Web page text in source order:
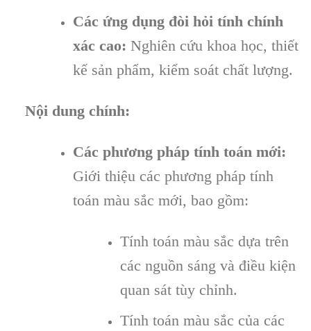
Các ứng dụng đòi hỏi tính chính
xác cao: Nghiên cứu khoa học, thiết
kế sản phẩm, kiểm soát chất lượng.
Nội dung chính:
Các phương pháp tính toán mới:
Giới thiệu các phương pháp tính
toán màu sắc mới, bao gồm:
Tính toán màu sắc dựa trên
các nguồn sáng và điều kiện
quan sát tùy chỉnh.
Tính toán màu sắc của các